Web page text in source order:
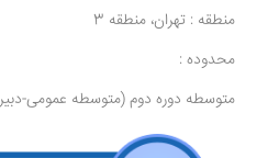
منطقه : تهران، منطقه 3
محدوده :
متوسطه دوره دوم (متوسطه عمومی-